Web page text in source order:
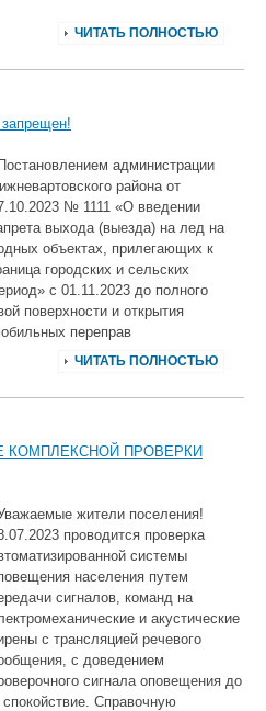
ЧИТАТЬ ПОЛНОСТЬЮ
администрации
района от
№ 1111 «О введении
выхода (выезда) на лед на
объектах, прилегающих к
городских и сельских
с 01.11.2023 до полного
поверхности и открытия
переправ
ЧИТАТЬ ПОЛНОСТЬЮ
КОМПЛЕКСНОЙ ПРОВЕРКИ
жители поселения!
проводится проверка
системы
населения путем
сигналов, команд на
и акустические
с трансляцией речевого
с доведением
сигнала оповещения до
Справочную